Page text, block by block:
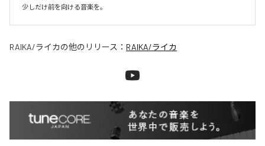
少しだけ前を向ける音楽を。
RAIKA/ライカの他のリリース： RAIKA/ライカ